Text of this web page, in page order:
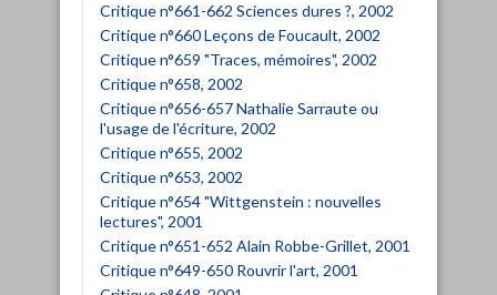
Critique n°661-662 Sciences dures ?, 2002
Critique n°660 Leçons de Foucault, 2002
Critique n°659 "Traces, mémoires", 2002
Critique n°658, 2002
Critique n°656-657 Nathalie Sarraute ou
l'usage de l'écriture, 2002
Critique n°655, 2002
Critique n°653, 2002
Critique n°654 "Wittgenstein : nouvelles
lectures", 2001
Critique n°651-652 Alain Robbe-Grillet, 2001
Critique n°649-650 Rouvrir l'art, 2001